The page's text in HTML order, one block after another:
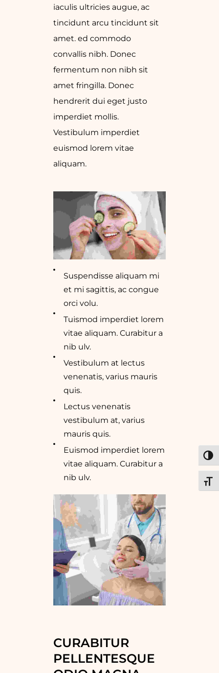
iaculis ultricies augue, ac
tincidunt arcu tincidunt sit
amet. ed commodo
convallis nibh. Donec
fermentum non nibh sit
amet fringilla. Donec
hendrerit dui eget justo
imperdiet mollis.
Vestibulum imperdiet
euismod lorem vitae
aliquam.
Suspendisse aliquam mi
et mi sagittis, ac congue
orci volu.
Tuismod imperdiet lorem
vitae aliquam. Curabitur a
nib ulv.
Vestibulum at lectus
venenatis, varius mauris
quis.
Lectus venenatis
vestibulum at, varius
mauris quis.
Euismod imperdiet lorem
vitae aliquam. Curabitur a
nib ulv.
CURABITUR
PELLENTESQUE